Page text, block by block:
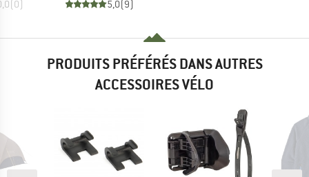
(0) 5,0(9)
PRODUITS PRÉFÉRÉS DANS AUTRES
ACCESSOIRES VÉLO